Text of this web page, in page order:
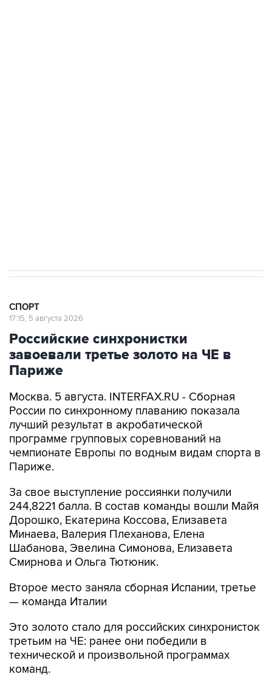
СПОРТ
17:15, 5 августа 2026
Российские синхронистки
завоевали третье золото на ЧЕ в
Париже
Москва. 5 августа. INTERFAX.RU - Сборная
России по синхронному плаванию показала
лучший результат в акробатической
программе групповых соревнований на
чемпионате Европы по водным видам спорта в
Париже.
За свое выступление россиянки получили
244,8221 балла. В состав команды вошли Майя
Дорошко, Екатерина Коссова, Елизавета
Минаева, Валерия Плеханова, Елена
Шабанова, Эвелина Симонова, Елизавета
Смирнова и Ольга Тютюник.
Второе место заняла сборная Испании, третье
— команда Италии
Это золото стало для российских синхронисток
третьим на ЧЕ: ранее они победили в
технической и произвольной программах
команд.